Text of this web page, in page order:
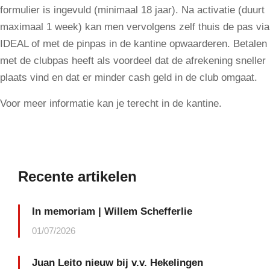
formulier is ingevuld (minimaal 18 jaar). Na activatie (duurt
maximaal 1 week) kan men vervolgens zelf thuis de pas via
IDEAL of met de pinpas in de kantine opwaarderen. Betalen
met de clubpas heeft als voordeel dat de afrekening sneller
plaats vind en dat er minder cash geld in de club omgaat.
Voor meer informatie kan je terecht in de kantine.
Recente artikelen
In memoriam | Willem Schefferlie
01/07/2026
Juan Leito nieuw bij v.v. Hekelingen